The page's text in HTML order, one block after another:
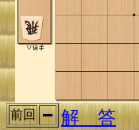
前回 解 答